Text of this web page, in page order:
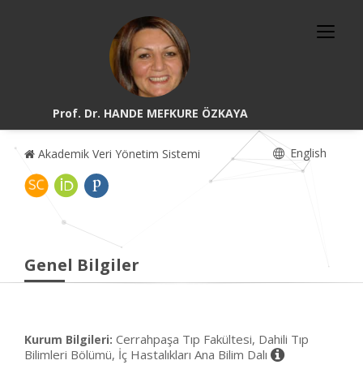
Prof. Dr. HANDE MEFKURE ÖZKAYA
Akademik Veri Yönetim Sistemi English
Genel Bilgiler
Kurum Bilgileri: Cerrahpaşa Tıp Fakültesi, Dahili Tıp
Bilimleri Bölümü, İç Hastalıkları Ana Bilim Dalı